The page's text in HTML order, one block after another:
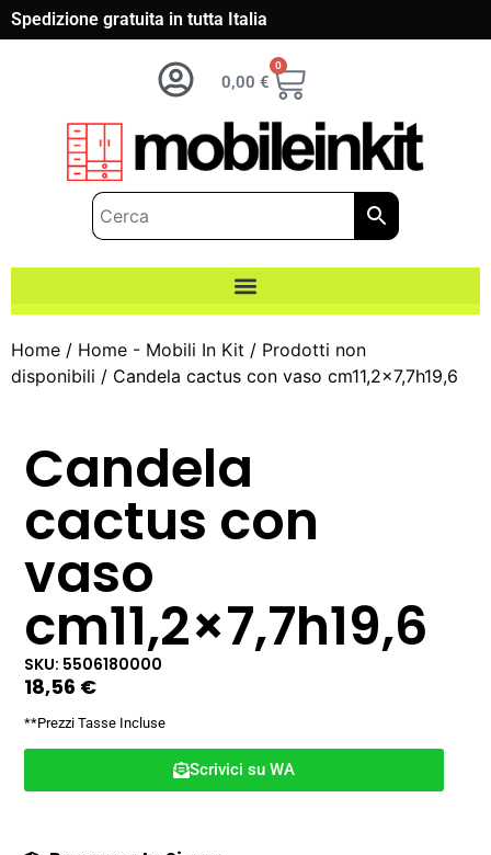
Spedizione gratuita in tutta Italia
0,00 €
0
Home / Home - Mobili In Kit / Prodotti non
disponibili / Candela cactus con vaso cm11,2×7,7h19,6
Candela
cactus con
vaso
cm11,2×7,7h19,6
SKU: 5506180000
18,56 €
**Prezzi Tasse Incluse
Scrivici su WA